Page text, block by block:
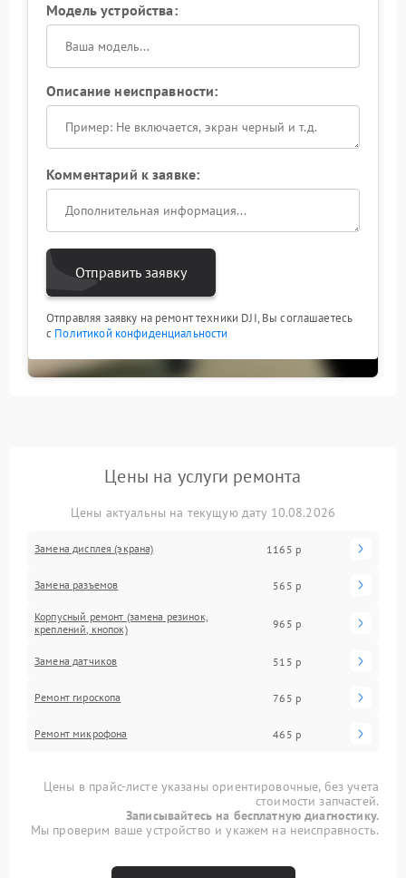
Модель устройства:
Описание неисправности:
Комментарий к заявке:
Отправить заявку
Отправляя заявку на ремонт техники DJI, Вы соглашаетесь
с Политикой конфиденциальности
Цены на услуги ремонта
Цены актуальны на текущую дату 10.08.2026
Замена дисплея (экрана) 1165 р
Замена разъемов 565 р
Корпусный ремонт (замена резинок,
креплений, кнопок)
965 р
Замена датчиков 515 р
Ремонт гироскопа 765 р
Ремонт микрофона 465 р
Цены в прайс-листе указаны ориентировочные, без учета
стоимости запчастей.
Записывайтесь на бесплатную диагностику.
Мы проверим ваше устройство и укажем на неисправность.